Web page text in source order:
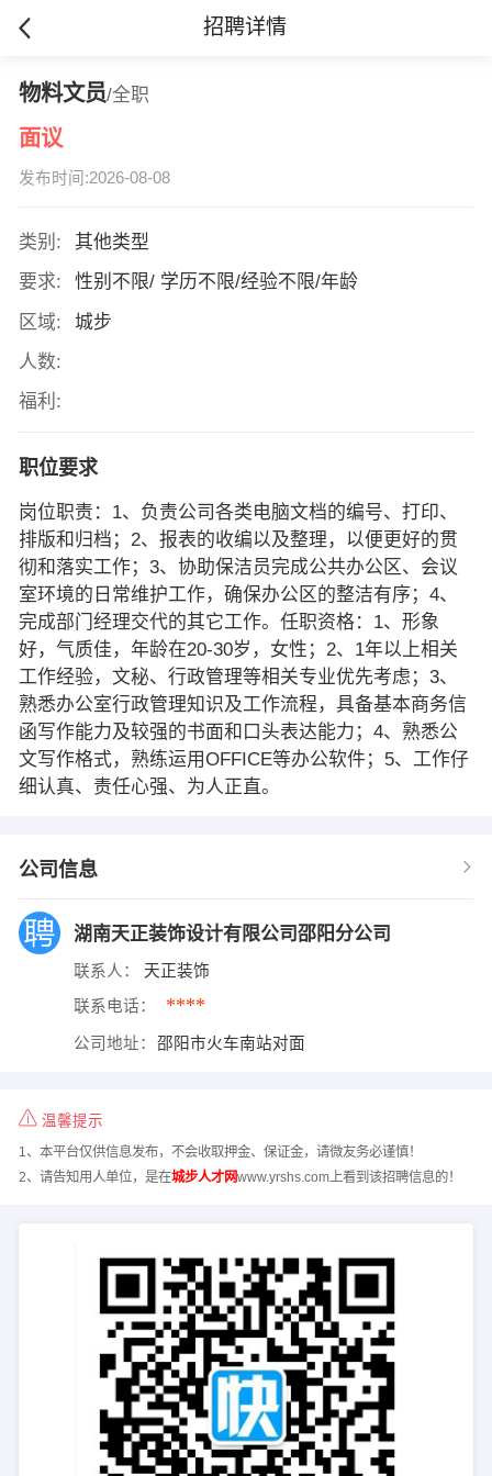
招聘详情
物料文员/全职
面议
发布时间:2026-08-08
类别:
其他类型
要求:
性别不限/ 学历不限/经验不限/年龄
区域:
城步
人数:
福利:
职位要求
岗位职责：1、负责公司各类电脑文档的编号、打印、
排版和归档；2、报表的收编以及整理，以便更好的贯
彻和落实工作；3、协助保洁员完成公共办公区、会议
室环境的日常维护工作，确保办公区的整洁有序；4、
完成部门经理交代的其它工作。任职资格：1、形象
好，气质佳，年龄在20-30岁，女性；2、1年以上相关
工作经验，文秘、行政管理等相关专业优先考虑；3、
熟悉办公室行政管理知识及工作流程，具备基本商务信
函写作能力及较强的书面和口头表达能力；4、熟悉公
文写作格式，熟练运用OFFICE等办公软件；5、工作仔
细认真、责任心强、为人正直。
公司信息
湖南天正装饰设计有限公司邵阳分公司
联系人： 天正装饰
联系电话： ****
公司地址： 邵阳市火车南站对面
温馨提示
1、本平台仅供信息发布，不会收取押金、保证金，请微友务必谨慎！
2、请告知用人单位，是在城步人才网www.yrshs.com上看到该招聘信息的！